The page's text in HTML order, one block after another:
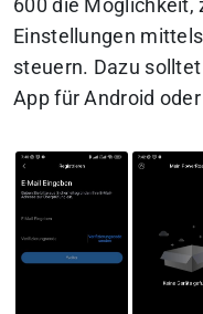
600 die Möglichkeit,
Einstellungen
steuern. Dazu
App für Android